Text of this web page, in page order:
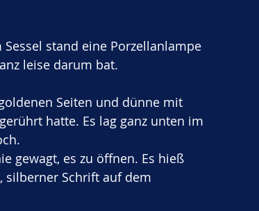
stand eine Porzellanlampe
leise darum bat.
Seiten und dünne mit
hatte. Es lag ganz unten im
gewagt, es zu öffnen. Es hieß
silberner Schrift auf dem